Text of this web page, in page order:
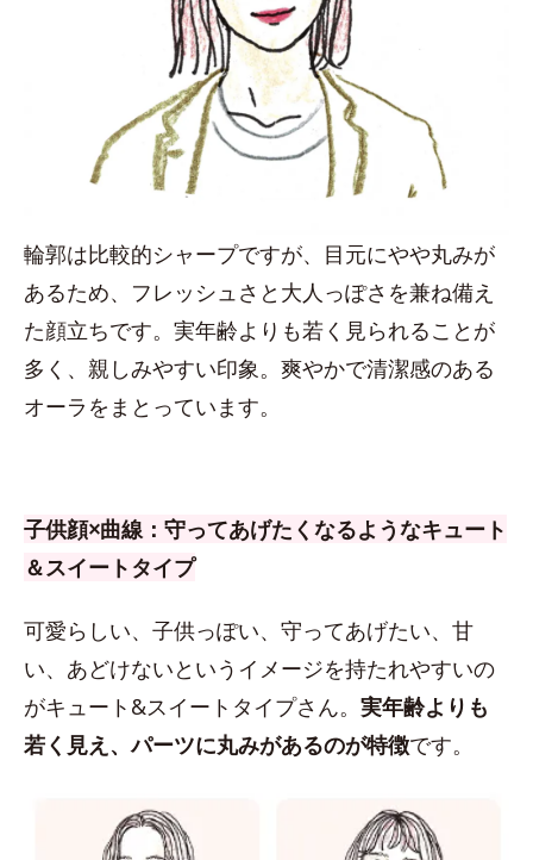
輪郭は比較的シャープですが、目元にやや丸みが
あるため、フレッシュさと大人っぽさを兼ね備え
た顔立ちです。実年齢よりも若く見られることが
多く、親しみやすい印象。爽やかで清潔感のある
オーラをまとっています。
子供顔×曲線：守ってあげたくなるようなキュート
＆スイートタイプ
可愛らしい、子供っぽい、守ってあげたい、甘
い、あどけないというイメージを持たれやすいの
がキュート&スイートタイプさん。 実年齢よりも
若く見え、パーツに丸みがあるのが特徴です。